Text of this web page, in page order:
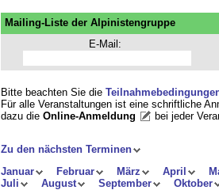
Mailing-Liste der Alpinistengruppe
E-Mail:
Bitte beachten Sie die
Für alle Veranstaltungen ist eine schriftliche
dazu die Online-Anmeldung bei jeder
Zu den nächsten Terminen
Januar
Februar März April
Juli
August September Oktober